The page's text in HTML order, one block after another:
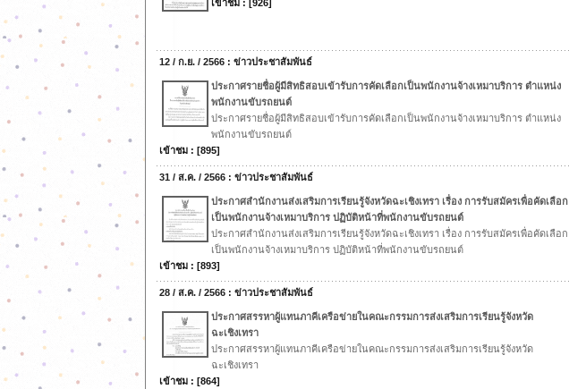
เข้าชม : [926]
12 / ก.ย. / 2566 : ข่าวประชาสัมพันธ์
ประกาศรายชื่อผู้มีสิทธิสอบเข้ารับการคัดเลือกเป็นพนักงานจ้างเหมาบริการ ตำแหน่ง
พนักงานขับรถยนต์
ประกาศรายชื่อผู้มีสิทธิสอบเข้ารับการคัดเลือกเป็นพนักงานจ้างเหมาบริการ ตำแหน่ง
พนักงานขับรถยนต์
เข้าชม : [895]
31 / ส.ค. / 2566 : ข่าวประชาสัมพันธ์
ประกาศสำนักงานส่งเสริมการเรียนรู้จังหวัดฉะเชิงเทรา เรื่อง การรับสมัครเพื่อคัดเลือก
เป็นพนักงานจ้างเหมาบริการ ปฏิบัติหน้าที่พนักงานขับรถยนต์
ประกาศสำนักงานส่งเสริมการเรียนรู้จังหวัดฉะเชิงเทรา เรื่อง การรับสมัครเพื่อคัดเลือก
เป็นพนักงานจ้างเหมาบริการ ปฏิบัติหน้าที่พนักงานขับรถยนต์
เข้าชม : [893]
28 / ส.ค. / 2566 : ข่าวประชาสัมพันธ์
ประกาศสรรหาผู้แทนภาคีเครือข่ายในคณะกรรมการส่งเสริมการเรียนรู้จังหวัด
ฉะเชิงเทรา
ประกาศสรรหาผู้แทนภาคีเครือข่ายในคณะกรรมการส่งเสริมการเรียนรู้จังหวัด
ฉะเชิงเทรา
เข้าชม : [864]